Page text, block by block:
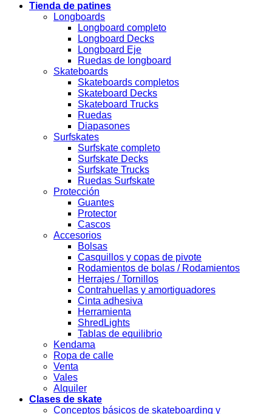
Tienda de patines
Longboards
Longboard completo
Longboard Decks
Longboard Eje
Ruedas de longboard
Skateboards
Skateboards completos
Skateboard Decks
Skateboard Trucks
Ruedas
Diapasones
Surfskates
Surfskate completo
Surfskate Decks
Surfskate Trucks
Ruedas Surfskate
Protección
Guantes
Protector
Cascos
Accesorios
Bolsas
Casquillos y copas de pivote
Rodamientos de bolas / Rodamientos
Herrajes / Tornillos
Contrahuellas y amortiguadores
Cinta adhesiva
Herramienta
ShredLights
Tablas de equilibrio
Kendama
Ropa de calle
Venta
Vales
Alquiler
Clases de skate
Conceptos básicos de skateboarding y